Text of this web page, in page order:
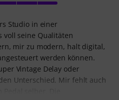
Studio in einer
voll seine Qualitäten
mir zu modern, halt digital,
werden können.
Vintage Delay oder
Unterschied. Mir fehlt auch